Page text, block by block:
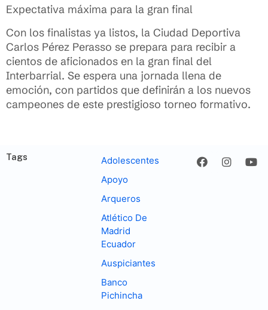
Expectativa máxima para la gran final
Con los finalistas ya listos, la Ciudad Deportiva
Carlos Pérez Perasso se prepara para recibir a
cientos de aficionados en la gran final del
Interbarrial. Se espera una jornada llena de
emoción, con partidos que definirán a los nuevos
campeones de este prestigioso torneo formativo.
Tags
Adolescentes
Apoyo
Arqueros
Atlético De
Madrid
Ecuador
Auspiciantes
Banco
Pichincha